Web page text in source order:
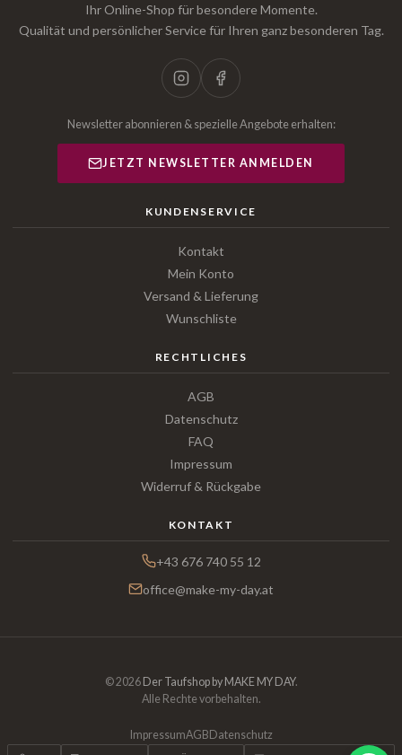
Ihr Online-Shop für besondere Momente.
Qualität und persönlicher Service für Ihren ganz besonderen Tag.
Newsletter abonnieren & spezielle Angebote erhalten:
JETZT NEWSLETTER ANMELDEN
KUNDENSERVICE
Kontakt
Mein Konto
Versand & Lieferung
Wunschliste
RECHTLICHES
AGB
Datenschutz
FAQ
Impressum
Widerruf & Rückgabe
KONTAKT
+43 676 740 55 12
office@make-my-day.at
© 2026 Der Taufshop by MAKE MY DAY.
Alle Rechte vorbehalten.
ImpressumAGB Datenschutz